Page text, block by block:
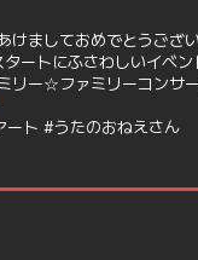
けましておめでとうござ
ートにふさわしいイベ
リー☆ファミリーコンサ
ート #うたのおねえさん
7